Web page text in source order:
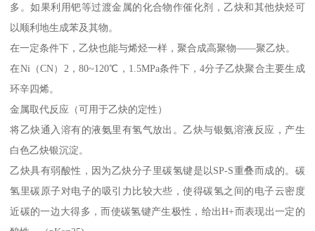
多。如果利用钯等过渡金属的化合物作催化剂，乙炔和其他炔烃可
以顺利地生成苯及其物。
在一定条件下，乙炔也能与烯烃一样，聚合成高聚物——聚乙炔。
在Ni（CN）2，80~120℃，1.5MPa条件下，4分子乙炔聚合主要生成
环辛四烯。
金属取代反应（可用于乙炔的定性）
将乙炔通入溶有的液氨里有氢气放出。乙炔与银氨溶液反应，产生
白色乙炔银沉淀。
乙炔具有弱酸性，因为乙炔分子里碳氢键是以SP-S重叠而成的。碳
氢里碳原子对电子的吸引力比较大些，使得碳氢之间的电子云密度
近碳的一边大得多，而使碳氢键产生极性，给出H+而表现出一定的